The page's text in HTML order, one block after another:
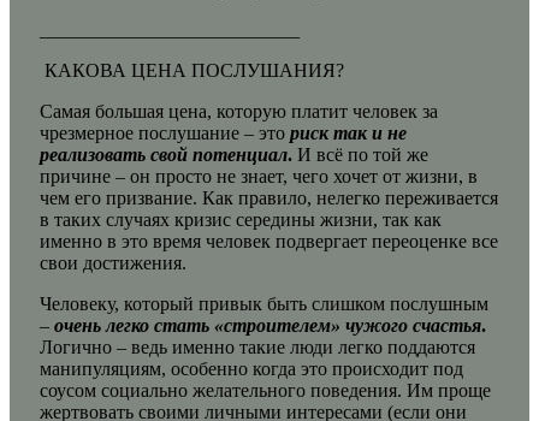
КАКОВА ЦЕНА ПОСЛУШАНИЯ?
Самая большая цена, которую платит человек за
чрезмерное послушание – это риск так и не
реализовать свой потенциал. И всё по той же
причине – он просто не знает, чего хочет от жизни, в
чем его призвание. Как правило, нелегко переживается
в таких случаях кризис середины жизни, так как
именно в это время человек подвергает переоценке все
свои достижения.
Человеку, который привык быть слишком послушным
– очень легко стать «строителем» чужого счастья.
Логично – ведь именно такие люди легко поддаются
манипуляциям, особенно когда это происходит под
соусом социально желательного поведения. Им проще
жертвовать своими личными интересами (если они